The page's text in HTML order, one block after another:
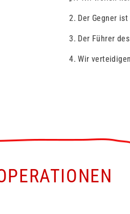
2. Der Gegner
3. Der Führer
4. Wir